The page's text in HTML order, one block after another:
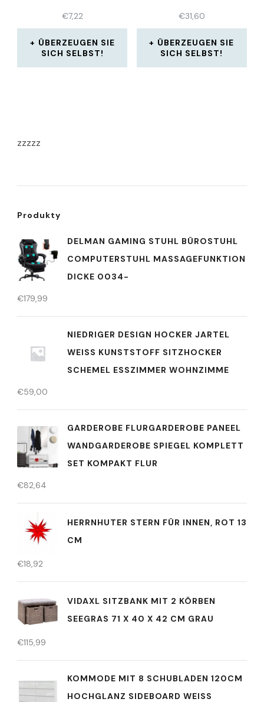
€7,22
ÜBERZEUGEN SIE
SICH SELBST!
€31,60
ÜBERZEUGEN SIE
SICH SELBST!
zzzzz
Produkty
DELMAN GAMING STUHL BÜROSTUHL
COMPUTERSTUHL MASSAGEFUNKTION
DICKE 0034-
€179,99
NIEDRIGER DESIGN HOCKER JARTEL
WEISS KUNSTSTOFF SITZHOCKER S
CHEMEL ESSZIMMER WOHNZIMME
€59,00
GARDEROBE FLURGARDEROBE PANEEL
WANDGARDEROBE SPIEGEL KOMPLETT
SET KOMPAKT FLUR
€82,64
HERRNHUTER STERN FÜR INNEN, ROT 13
CM
€18,92
VIDAXL SITZBANK MIT 2 KÖRBEN
SEEGRAS 71 X 40 X 42 CM GRAU
€115,99
KOMMODE MIT 8 SCHUBLADEN 120CM
HOCHGLANZ SIDEBOARD WEISS A